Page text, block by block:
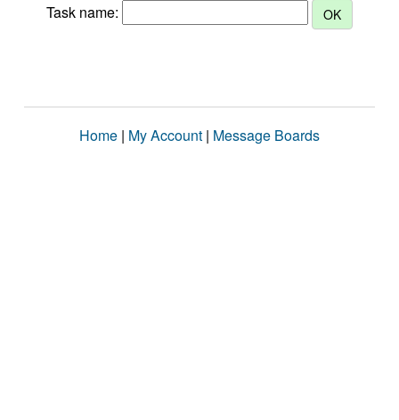
Task name:
Home | My Account | Message Boards